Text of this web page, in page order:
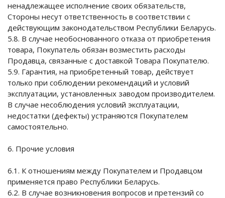
ненадлежащее исполнение своих обязательств,
Стороны несут ответственность в соответствии с
действующим законодательством Республики Беларусь.
5.8. В случае необоснованного отказа от приобретения
товара, Покупатель обязан возместить расходы
Продавца, связанные с доставкой Товара Покупателю.
5.9. Гарантия, на приобретенный товар, действует
только при соблюдении рекомендаций и условий
эксплуатации, установленных заводом производителем.
В случае несоблюдения условий эксплуатации,
недостатки (дефекты) устраняются Покупателем
самостоятельно.
6. Прочие условия
6.1. К отношениям между Покупателем и Продавцом
применяется право Республики Беларусь.
6.2. В случае возникновения вопросов и претензий со